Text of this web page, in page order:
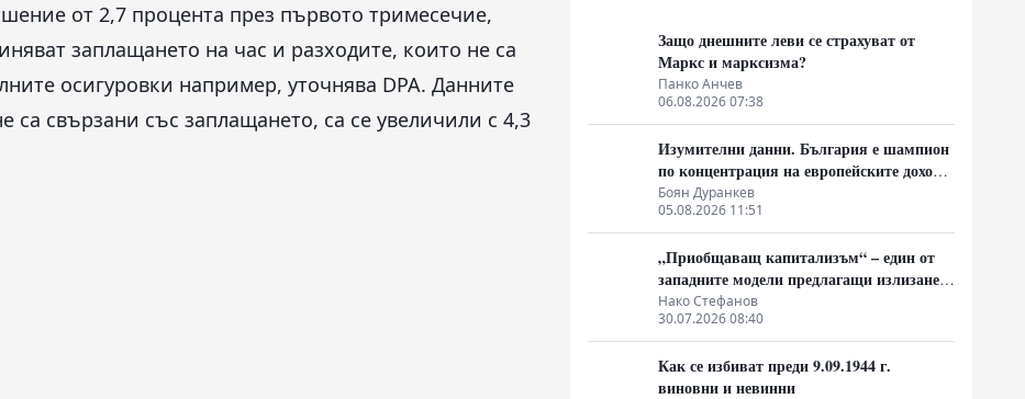
от 2,7 процента през първото тримесечие,
заплащането на час и разходите, които не са
осигуровки например, уточнява DPA. Данните
са свързани със заплащането, са се увеличили с 4,3
Защо днешните леви се страхуват от
Маркс и марксизма?
Панко Анчев
06.08.2026 07:38
Изумителни данни. България е шампион
по концентрация на европейските доходи
в ръцете на най-богатия 1%, надминава
и САЩ
Боян Дуранкев
05.08.2026 11:51
„Приобщаващ капитализъм“ – един от
западните модели предлагащи излизане
от системата на неолиберализма
Нако Стефанов
30.07.2026 08:40
Как се избиват преди 9.09.1944 г.
виновни и невинни